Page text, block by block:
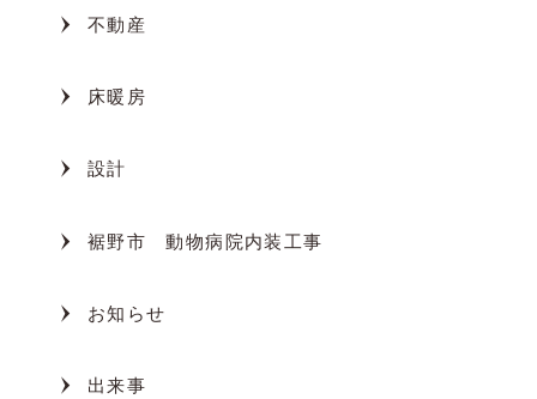
不動産
床暖房
設計
裾野市 動物病院内装工事
お知らせ
出来事